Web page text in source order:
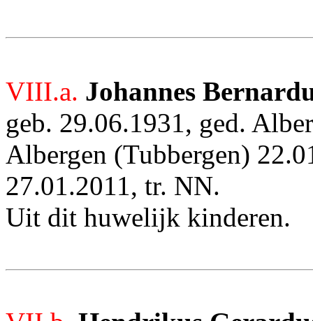
VIII.a. Johannes
geb. 29.06.1931, ged.
Albergen (Tubbergen)
27.01.2011, tr. NN.
Uit dit huwelijk kinderen.